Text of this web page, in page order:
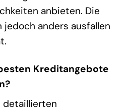
anbieten. Die
jedoch anders ausfallen
Kreditangebote
detaillierten